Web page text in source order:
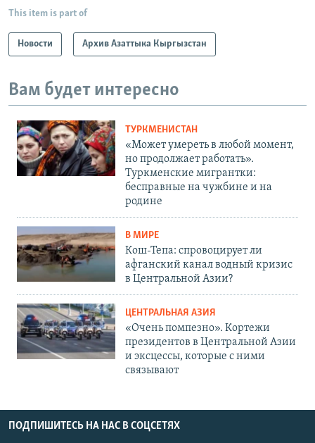
This item is part of
Новости Архив Азаттыка Кыргызстан
Вам будет интересно
ТУРКМЕНИСТАН
«Может умереть в любой момент,
но продолжает работать».
Туркменские мигрантки:
бесправные на чужбине и на
родине
В МИРЕ
Кош-Тепа: спровоцирует ли
афганский канал водный кризис
в Центральной Азии?
ЦЕНТРАЛЬНАЯ АЗИЯ
«Очень помпезно». Кортежи
президентов в Центральной Азии
и эксцессы, которые с ними
связывают
ПОДПИШИТЕСЬ НА НАС В СОЦСЕТЯХ